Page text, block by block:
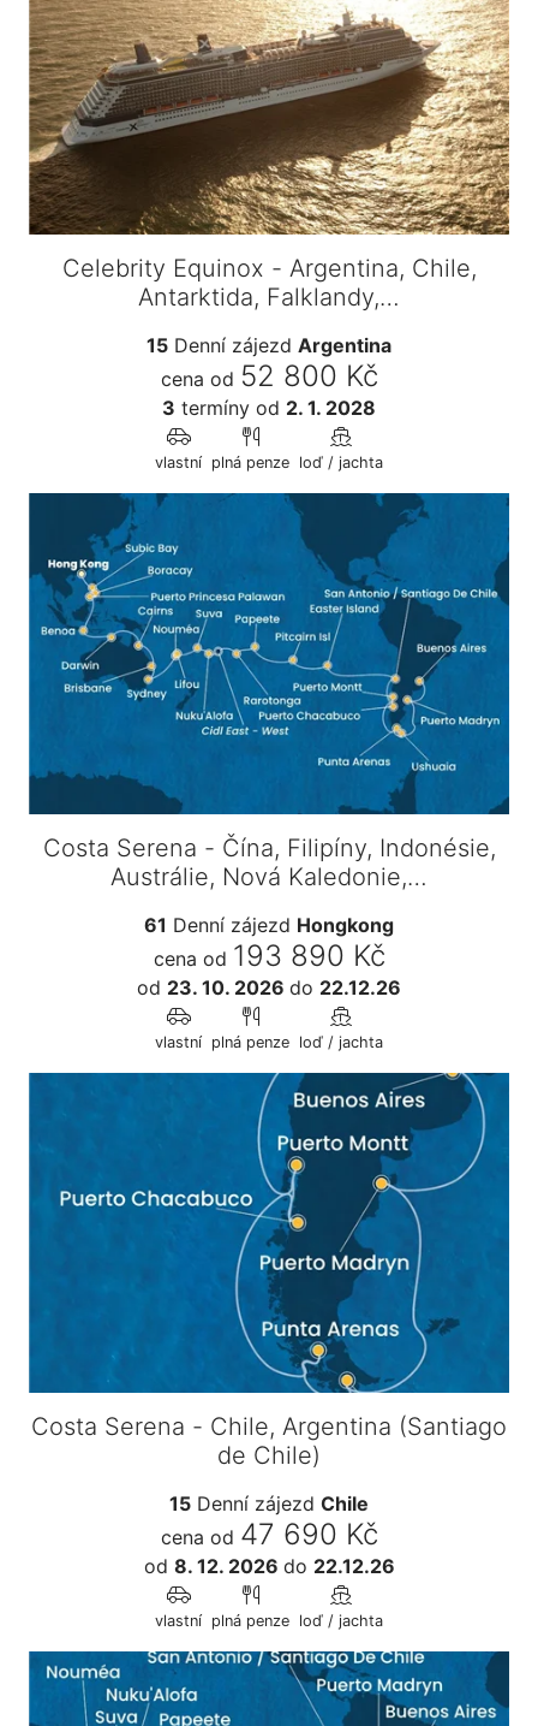
Celebrity Equinox - Argentina, Chile,
Antarktida, Falklandy,…
15 Denní zájezd Argentina
cena od 52 800 Kč
3 termíny od 2. 1. 2028
vlastní plná penze loď / jachta
Costa Serena - Čína, Filipíny, Indonésie,
Austrálie, Nová Kaledonie,…
61 Denní zájezd Hongkong
cena od 193 890 Kč
od 23. 10. 2026 do 22.12.26
vlastní plná penze loď / jachta
Costa Serena - Chile, Argentina (Santiago
de Chile)
15 Denní zájezd Chile
cena od 47 690 Kč
od 8. 12. 2026 do 22.12.26
vlastní plná penze loď / jachta